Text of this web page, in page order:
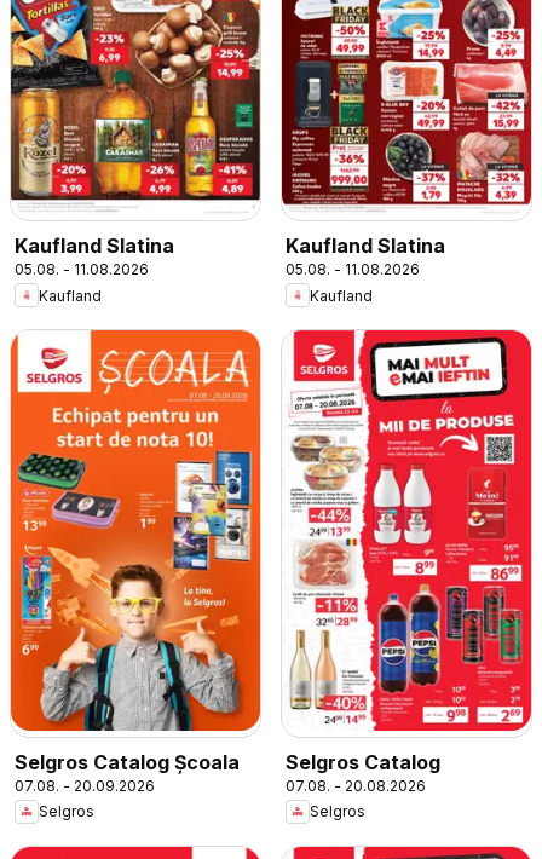
Kaufland Slatina
05.08. - 11.08.2026
Kaufland
Kaufland Slatina
05.08. - 11.08.2026
Kaufland
Selgros Catalog Şcoala
07.08. - 20.09.2026
Selgros
Selgros Catalog
07.08. - 20.08.2026
Selgros